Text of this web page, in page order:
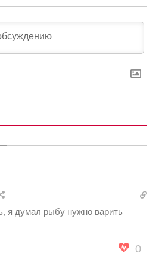
я думал рыбу нужно варить
0